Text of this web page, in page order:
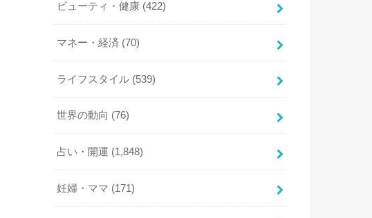
ビューティ・健康 (422)
マネー・経済 (70)
ライフスタイル (539)
世界の動向 (76)
占い・開運 (1,848)
妊婦・ママ (171)